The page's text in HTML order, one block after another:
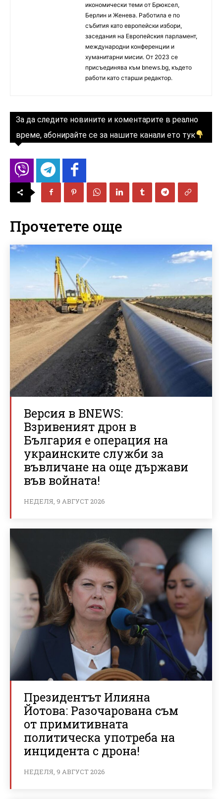
икономически теми от Брюксел,
Берлин и Женева. Работила е по
събития като европейски избори,
заседания на Европейския парламент,
международни конференции и
хуманитарни мисии. От 2023 се
присъединява към bnews.bg, където
работи като старши редактор.
За да следите новините и коментарите в реално
време, абонирайте се за нашите канали ето тук
Прочетете още
Версия в BNEWS:
Взривеният дрон в
България е операция на
украинските служби за
въвличане на още държави
във войната!
НЕДЕЛЯ, 9 АВГУСТ 2026
Президентът Илияна
Йотова: Разочарована съм
от примитивната
политическа употреба на
инцидента с дрона!
НЕДЕЛЯ, 9 АВГУСТ 2026